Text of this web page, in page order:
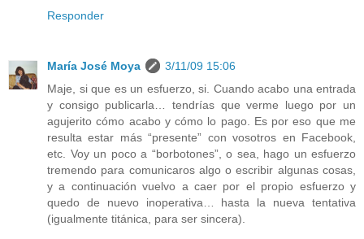
Responder
María José Moya
3/11/09 15:06
Maje, si que es un esfuerzo, si. Cuando acabo una entrada
y consigo publicarla… tendrías que verme luego por un
agujerito cómo acabo y cómo lo pago. Es por eso que me
resulta estar más “presente” con vosotros en Facebook,
etc. Voy un poco a “borbotones”, o sea, hago un esfuerzo
tremendo para comunicaros algo o escribir algunas cosas,
y a continuación vuelvo a caer por el propio esfuerzo y
quedo de nuevo inoperativa… hasta la nueva tentativa
(igualmente titánica, para ser sincera).